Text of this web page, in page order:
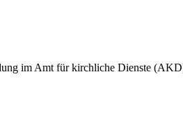
im Amt für kirchliche Dienste